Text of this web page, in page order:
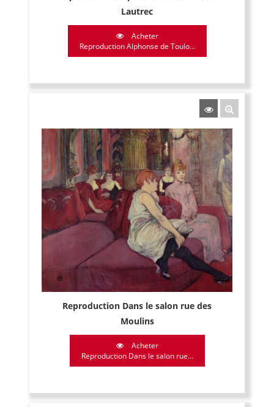
Lautrec
Acheter
Reproduction Alphonse de Toulo...
Reproduction Dans le salon rue des
Moulins
Acheter
Reproduction Dans le salon rue...